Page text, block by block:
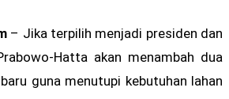
– Jika terpilih menjadi presiden dan
Hatta akan menambah dua
guna menutupi kebutuhan lahan